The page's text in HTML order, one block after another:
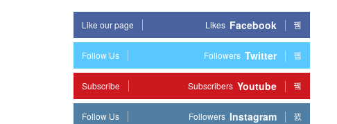
Facebook
Likes
Like our page
Twitter
Followers
Follow Us
Youtube
Subscribers
Subscribe
Instagram
Followers
Follow Us